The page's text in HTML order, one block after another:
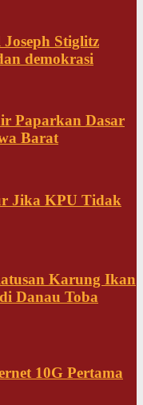
Stiglitz
demokrasi
Paparkan Dasar
Barat
Jika KPU Tidak
Karung Ikan
Danau Toba
10G Pertama